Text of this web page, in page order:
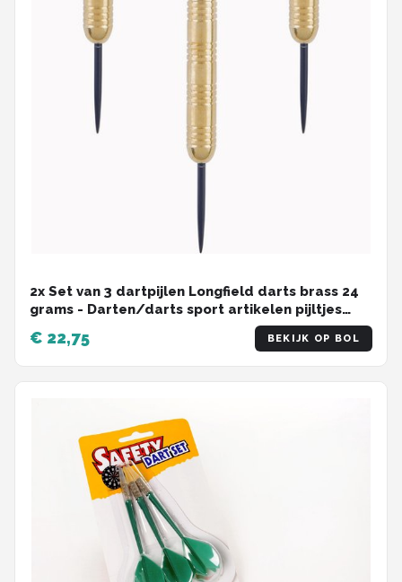
2x Set van 3 dartpijlen Longfield darts brass 24
grams - Darten/darts sport artikelen pijltjes
messing - Kinderen/volwassenen
€ 22,75 BEKIJK OP BOL